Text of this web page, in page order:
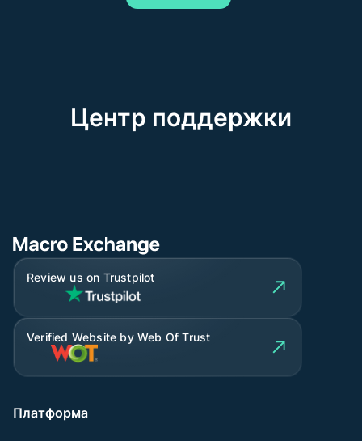
Центр поддержки
Review us on Trustpilot
Verified Website by Web Of Trust
Платформа